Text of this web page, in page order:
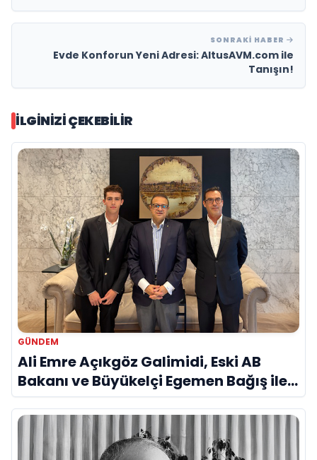
SONRAKI HABER
Evde Konforun Yeni Adresi: AltusAVM.com ile
Tanışın!
İLGINIZI ÇEKEBILIR
GÜNDEM
Ali Emre Açıkgöz Galimidi, Eski AB
Bakanı ve Büyükelçi Egemen Bağış ile
Bir Araya Geldi